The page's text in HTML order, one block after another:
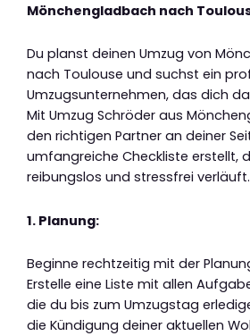
Mönchengladbach nach
Du planst deinen Umzug von
nach Toulouse und suchst ein
Umzugsunternehmen, das dich
Mit Umzug Schröder aus
den richtigen Partner an deiner
umfangreiche Checkliste erstellt,
reibungslos und stressfrei verläuft.
1. Planung:
Beginne rechtzeitig mit der
Erstelle eine Liste mit allen
die du bis zum Umzugstag
die Kündigung deiner aktuellen